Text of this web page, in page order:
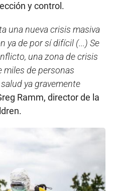
y control.
una nueva crisis masiva
ya de por sí difícil (...) Se
una zona de crisis
miles de personas
ya gravemente
Ramm, director de la